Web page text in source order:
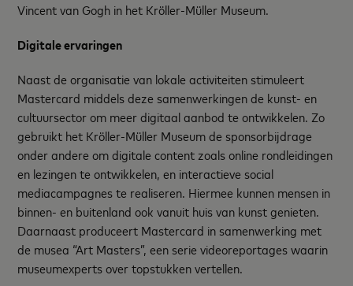
Vincent van Gogh in het Kröller-Müller Museum.
Digitale ervaringen
Naast de organisatie van lokale activiteiten stimuleert
Mastercard middels deze samenwerkingen de kunst- en
cultuursector om meer digitaal aanbod te ontwikkelen. Zo
gebruikt het Kröller-Müller Museum de sponsorbijdrage
onder andere om digitale content zoals online rondleidingen
en lezingen te ontwikkelen, en interactieve social
mediacampagnes te realiseren. Hiermee kunnen mensen in
binnen- en buitenland ook vanuit huis van kunst genieten.
Daarnaast produceert Mastercard in samenwerking met
de musea “Art Masters”, een serie videoreportages waarin
museumexperts over topstukken vertellen.